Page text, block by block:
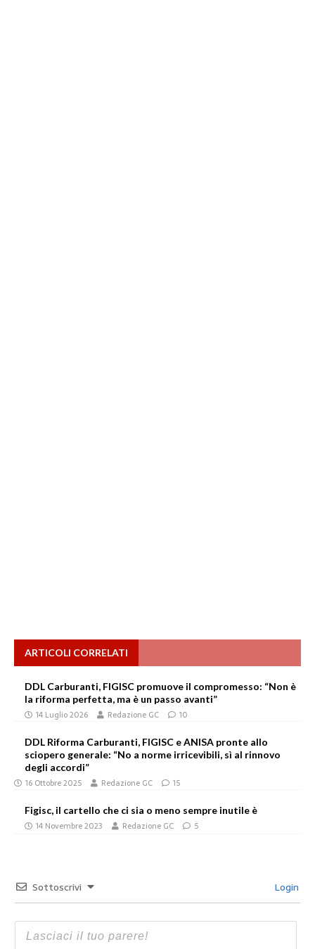
ARTICOLI CORRELATI
DDL Carburanti, FIGISC promuove il compromesso: “Non è
la riforma perfetta, ma è un passo avanti”
14 Luglio 2026 Redazione GC 10
DDL Riforma Carburanti, FIGISC e ANISA pronte allo
sciopero generale: “No a norme irricevibili, sì al rinnovo
degli accordi”
16 Ottobre 2025 Redazione GC 15
Figisc, il cartello che ci sia o meno sempre inutile è
14 Novembre 2023 Redazione GC 5
Sottoscrivi Login